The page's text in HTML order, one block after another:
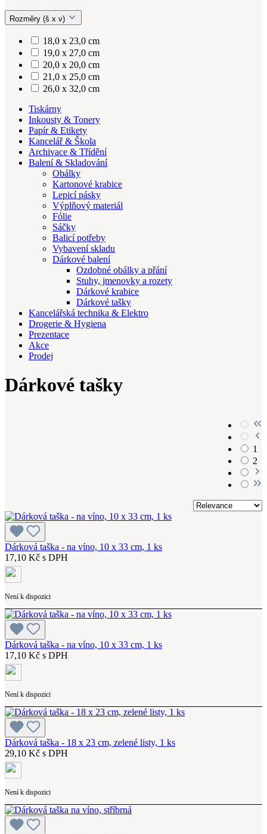
Rozměry (š x v)
18,0 x 23,0 cm
19,0 x 27,0 cm
20,0 x 20,0 cm
21,0 x 25,0 cm
26,0 x 32,0 cm
Tiskárny
Inkousty & Tonery
Papír & Etikety
Kancelář & Škola
Archivace & Třídění
Balení & Skladování
Obálky
Kartonové krabice
Lepicí pásky
Výplňový materiál
Fólie
Sáčky
Balicí potřeby
Vybavení skladu
Dárkové balení
Ozdobné obálky a přání
Stuhy, jmenovky a rozety
Dárkové krabice
Dárkové tašky
Kancelářská technika & Elektro
Drogerie & Hygiena
Prezentace
Akce
Prodej
Dárkové tašky
1
2
Dárková taška - na víno, 10 x 33 cm, 1 ks
17,10 Kč s DPH
Není k dispozici
Dárková taška - na víno, 10 x 33 cm, 1 ks
17,10 Kč s DPH
Není k dispozici
Dárková taška - 18 x 23 cm, zelené listy, 1 ks
29,10 Kč s DPH
Není k dispozici